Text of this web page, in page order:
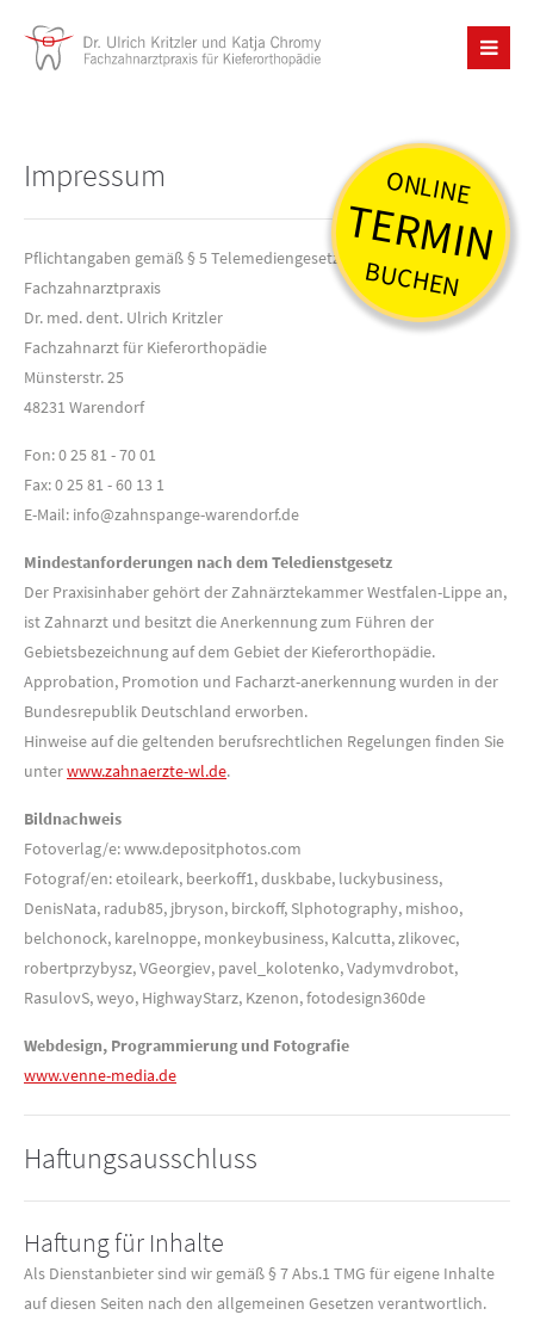
ONLINE
TERMIN
BUCHEN
Impressum
Pflichtangaben gemäß § 5 Telemediengesetz (TMG)
Fachzahnarztpraxis
Dr. med. dent. Ulrich Kritzler
Fachzahnarzt für Kieferorthopädie
Münsterstr. 25
48231 Warendorf
Fon: 0 25 81 - 70 01
Fax: 0 25 81 - 60 13 1
E-Mail: info@zahnspange-warendorf.de
Mindestanforderungen nach dem Teledienstgesetz
Der Praxisinhaber gehört der Zahnärztekammer Westfalen-Lippe an,
ist Zahnarzt und besitzt die Anerkennung zum Führen der
Gebietsbezeichnung auf dem Gebiet der Kieferorthopädie.
Approbation, Promotion und Facharzt-anerkennung wurden in der
Bundesrepublik Deutschland erworben.
Hinweise auf die geltenden berufsrechtlichen Regelungen finden Sie
unterwww.zahnaerzte-wl.de.
Bildnachweis
Fotoverlag/e: www.depositphotos.com
Fotograf/en: etoileark, beerkoff1, duskbabe, luckybusiness,
DenisNata, radub85, jbryson, birckoff, Slphotography, mishoo,
belchonock, karelnoppe, monkeybusiness, Kalcutta, zlikovec,
robertprzybysz, VGeorgiev, pavel_kolotenko, Vadymvdrobot,
RasulovS, weyo, HighwayStarz, Kzenon, fotodesign360de
Webdesign, Programmierung und Fotografie
www.venne-media.de
Haftungsausschluss
Haftung für Inhalte
Als Dienstanbieter sind wir gemäß § 7 Abs.1 TMG für eigene Inhalte
auf diesen Seiten nach den allgemeinen Gesetzen verantwortlich.